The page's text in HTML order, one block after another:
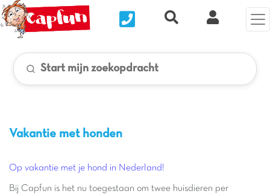
Nous contacterRecherche rapide
Mijn Clix
Start mijn zoekopdracht
Vakantie met honden
Op vakantie met je hond in Nederland!
Bij Capfun is het nu toegestaan om twee huisdieren per